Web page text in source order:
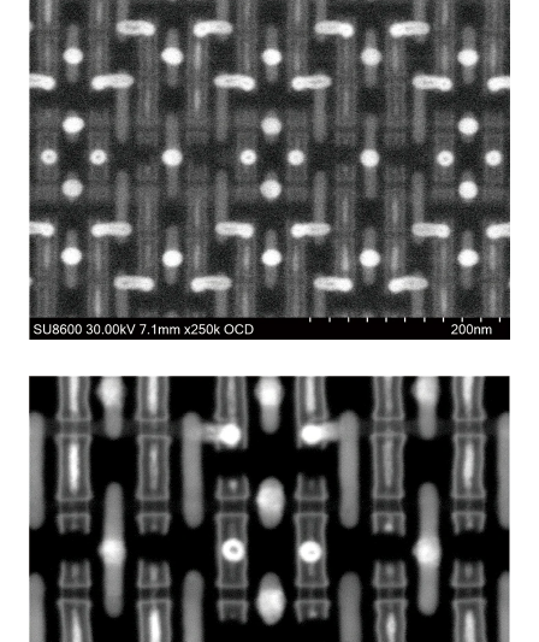
二次电子的移动方向与入射电子相反，在电场和磁场的共同作
用下，
使二次电子向二次电子探测器方向偏转，由此可实现二次电子
的高效检测。
SE模式
3D NAND截面观察（加速电压：1.5kV）
由于使用了新型的OCD探测器，即使扫描时间不到1秒，也仍然
可以观察到Fin-FET清晰的深层结构图像.
选配